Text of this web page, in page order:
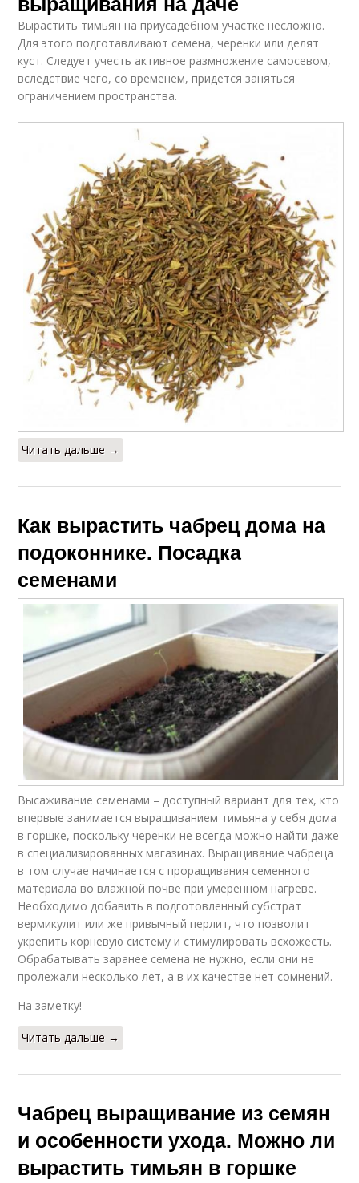
Вырастить тимьян на приусадебном участке несложно.
Для этого подготавливают семена, черенки или делят
куст. Следует учесть активное размножение самосевом,
вследствие чего, со временем, придется заняться
ограничением пространства.
Читать дальше →
Как вырастить чабрец дома на
подоконнике. Посадка
семенами
Высаживание семенами – доступный вариант для тех, кто
впервые занимается выращиванием тимьяна у себя дома
в горшке, поскольку черенки не всегда можно найти даже
в специализированных магазинах. Выращивание чабреца
в том случае начинается с проращивания семенного
материала во влажной почве при умеренном нагреве.
Необходимо добавить в подготовленный субстрат
вермикулит или же привычный перлит, что позволит
укрепить корневую систему и стимулировать всхожесть.
Обрабатывать заранее семена не нужно, если они не
пролежали несколько лет, а в их качестве нет сомнений.
На заметку!
Читать дальше →
Чабрец выращивание из семян
и особенности ухода. Можно ли
вырастить тимьян в горшке